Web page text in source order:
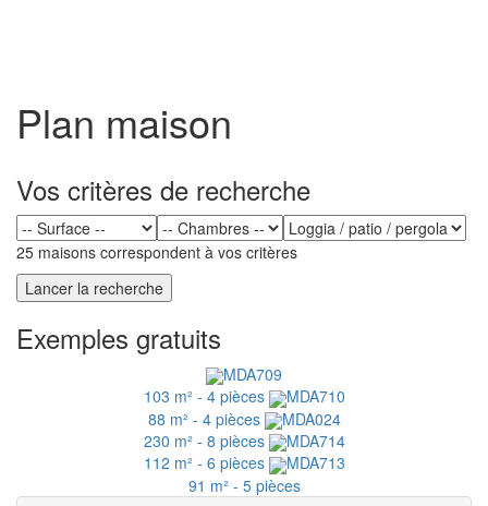
Plan maison
Vos critères de recherche
25 maisons correspondent à vos critères
Exemples gratuits
MDA709
103 m² - 4 pièces
MDA710
88 m² - 4 pièces
MDA024
230 m² - 8 pièces
MDA714
112 m² - 6 pièces
MDA713
91 m² - 5 pièces